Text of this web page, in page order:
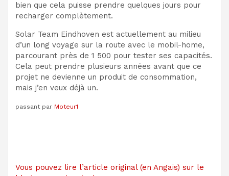
bien que cela puisse prendre quelques jours pour
recharger complètement.
Solar Team Eindhoven est actuellement au milieu
d’un long voyage sur la route avec le mobil-home,
parcourant près de 1 500 pour tester ses capacités.
Cela peut prendre plusieurs années avant que ce
projet ne devienne un produit de consommation,
mais j’en veux déjà un.
passant par Moteur1
Vous pouvez lire l’article original (en Angais) sur le